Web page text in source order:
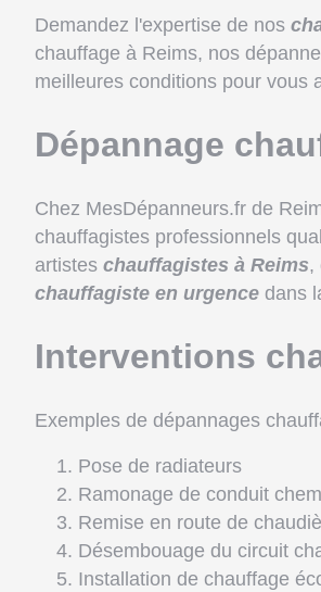
Demandez l'expertise de nos
chauffage à Reims, nos
meilleures conditions pour vous
Dépannage
Chez MesDépanneurs.fr de
chauffagistes professionnels
artistes chauffagistes à Reims,
chauffagiste en urgence dans
Interventions
Exemples de dépannages
Pose de radiateurs
Ramonage de conduit
Remise en route de
Désembouage du circuit
Installation de chauffage